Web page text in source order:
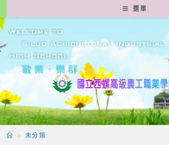
轉
至
要
容
選單
> 未分類